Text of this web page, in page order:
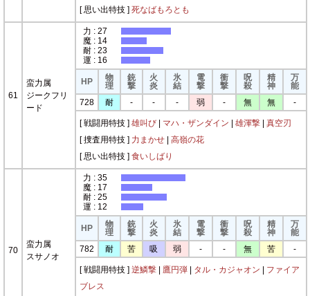
[ 思い出特技 ] 死なばもろとも
61
蛮力属
ジークフリ
ード
力 : 27
魔 : 14
耐 : 23
運 : 16
HP
物
理
銃
撃
火
炎
氷
結
電
撃
衝
撃
呪
殺
精
神
万
能
728
耐 - - - 弱 - 無 無 -
[ 戦闘用特技 ] 雄叫び| マハ・ザンダイン 雄渾撃| 真空刃
[ 捜査用特技 ] 力まかせ| 高嶺の花
[ 思い出特技 ] 食いしばり
70
蛮力属
スサノオ
力 : 35
魔 : 17
耐 : 25
運 : 12
HP
物
理
銃
撃
火
炎
氷
結
電
撃
衝
撃
呪
殺
精
神
万
能
782
耐 苦 吸 弱 - - 無 苦 -
[ 戦闘用特技 ] 逆鱗撃| 鷹円弾| タル・カジャオン
ファイア
ブレス